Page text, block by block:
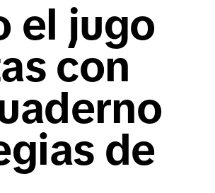
el jugo
con
de